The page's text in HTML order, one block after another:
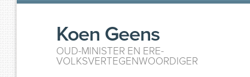
Koen Geens
OUD-MINISTER EN ERE-
VOLKSVERTEGENWOORDIGER